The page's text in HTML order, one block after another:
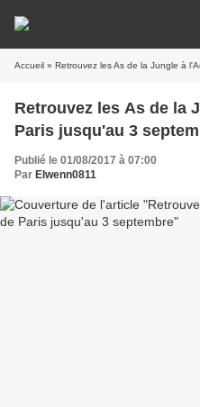
Accueil » Retrouvez les As de la Jungle à
Retrouvez les As de la
Paris jusqu'au 3
Publié le 01/08/2017 à 07:00
Par Elwenn0811